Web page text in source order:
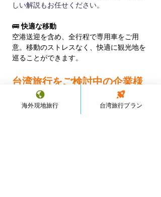
しい解説もお任せください。
🚌 快適な移動
空港送迎を含め、全行程で専用車をご用
意。移動のストレスなく、快適に観光地を
巡ることができます。
台湾旅行をご検討中の企業様
まずはお気軽にご相談ください。専任担当
海外現地旅行 台湾旅行プラン